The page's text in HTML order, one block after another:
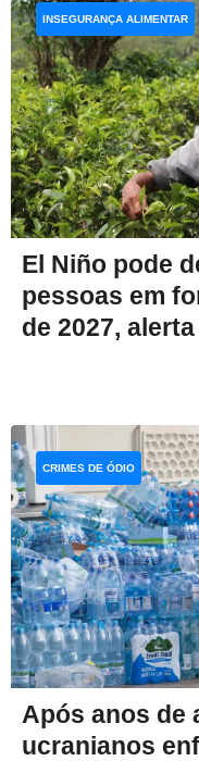
El Niño pode
pessoas em
de 2027,
INSEGURANÇA ALIMENTAR
Após anos de
ucranianos
CRIMES DE ÓDIO